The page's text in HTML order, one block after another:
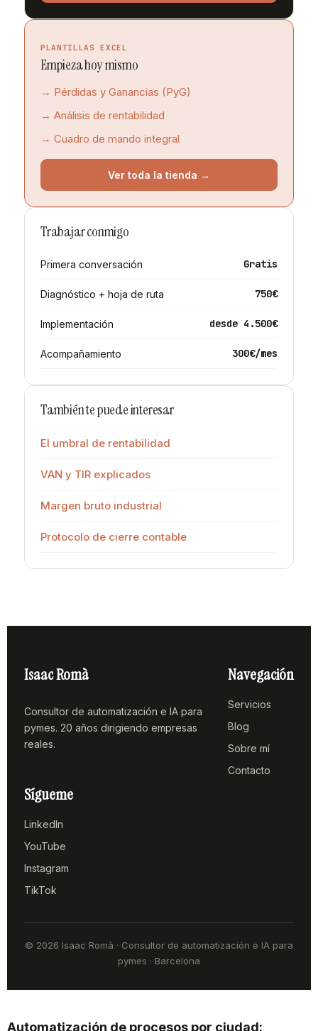
PLANTILLAS EXCEL
Empieza hoy mismo
→ Pérdidas y Ganancias (PyG)
→ Análisis de rentabilidad
→ Cuadro de mando integral
Ver toda la tienda →
Trabajar conmigo
Primera conversación Gratis
Diagnóstico + hoja de ruta 750€
Implementación desde 4.500€
Acompañamiento 300€/mes
También te puede interesar
El umbral de rentabilidad
VAN y TIR explicados
Margen bruto industrial
Protocolo de cierre contable
Isaac Romà
Consultor de automatización e IA para
pymes. 20 años dirigiendo empresas
reales.
Navegación
Servicios
Blog
Sobre mí
Contacto
Sígueme
LinkedIn
YouTube
Instagram
TikTok
© 2026 Isaac Romà · Consultor de automatización e IA para
pymes · Barcelona
Automatización de procesos por ciudad: